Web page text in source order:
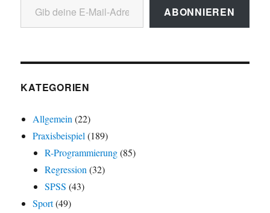
ABONNIEREN
KATEGORIEN
Allgemein(22)
Praxisbeispiel(189)
R-Programmierung(85)
Regression(32)
SPSS (43)
Sport(49)